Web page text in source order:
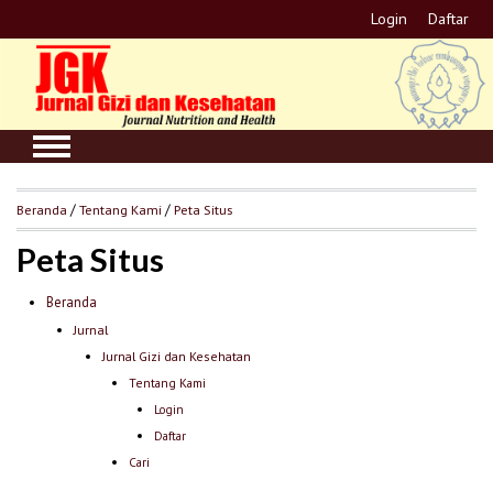
Login Daftar
Beranda /Tentang Kami/Peta Situs
Peta Situs
Beranda
Jurnal
Jurnal Gizi dan Kesehatan
Tentang Kami
Login
Daftar
Cari